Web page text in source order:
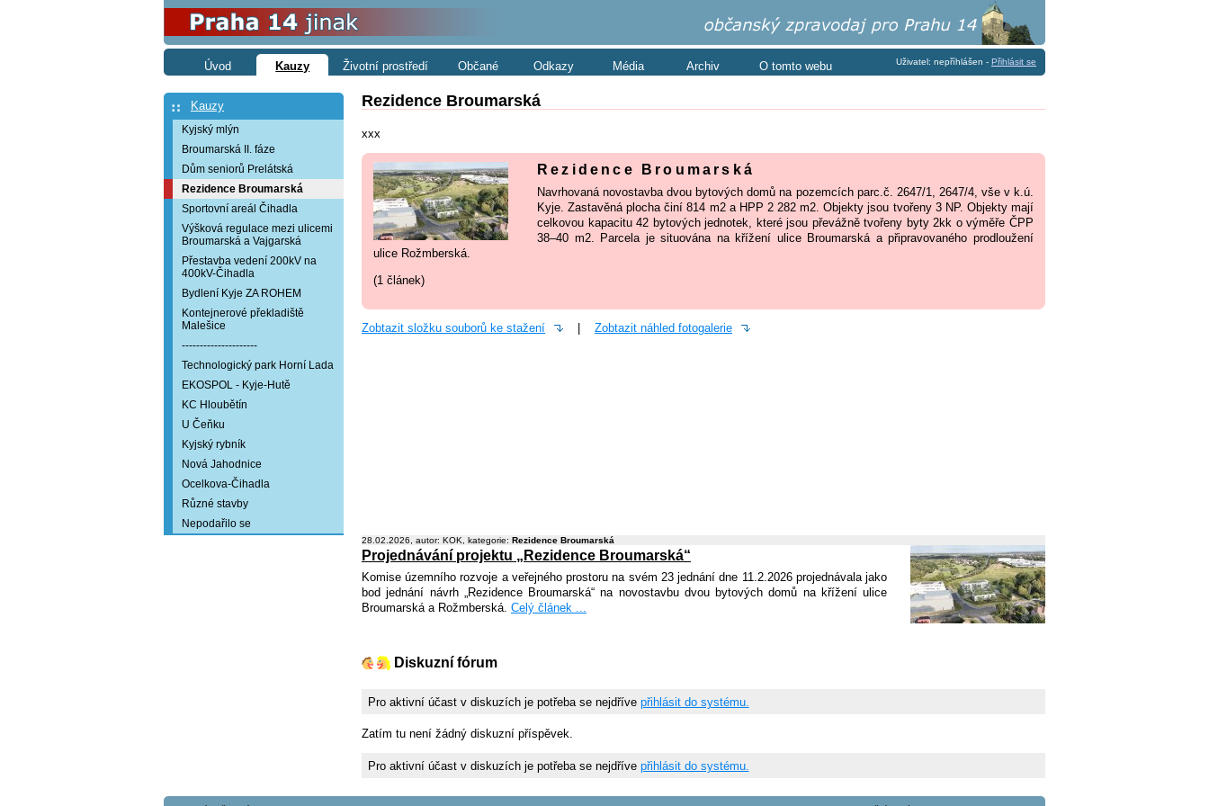
Úvod Kauzy Životní prostředí Občané Odkazy Média Archiv O tomto webu
Kauzy
Kyjský mlýn
Broumarská II. fáze
Dům seniorů Prelátská
Rezidence Broumarská
Sportovní areál Čihadla
Výšková regulace mezi ulicemi
Broumarská a Vajgarská
Přestavba vedení 200kV na
400kV-Čihadla
Bydlení Kyje ZA ROHEM
Kontejnerové překladiště
Malešice
---------------------
Technologický park Horní Lada
EKOSPOL - Kyje-Hutě
KC Hloubětín
U Čeňku
Kyjský rybník
Nová Jahodnice
Ocelkova-Čihadla
Různé stavby
Nepodařilo se
Rezidence Broumarská
xxx
Rezidence Broumarská
Navrhovaná novostavba dvou bytových domů na pozemcích parc.č. 2647/1, 2647/4, vše v k.ú.
Kyje. Zastavěná plocha činí 814 m2 a HPP 2 282 m2. Objekty jsou tvořeny 3 NP. Objekty mají
celkovou kapacitu 42 bytových jednotek, které jsou převážně tvořeny byty 2kk o výměře ČPP
38–40 m2. Parcela je situována na křížení ulice Broumarská a připravovaného prodloužení
ulice Rožmberská.
(1 článek)
Zobtazit složku souborů ke stažení | Zobtazit náhled fotogalerie
28.02.2026, autor: KOK, kategorie: Rezidence Broumarská
Projednávání projektu „Rezidence Broumarská“
Komise územního rozvoje a veřejného prostoru na svém 23 jednání dne 11.2.2026 projednávala jako
bod jednání návrh „Rezidence Broumarská“ na novostavbu dvou bytových domů na křížení ulice
Broumarská a Rožmberská. Celý článek ...
Diskuzní fórum
Pro aktivní účast v diskuzích je potřeba se nejdříve přihlásit do systému.
Zatím tu není žádný diskuzní příspěvek.
Pro aktivní účast v diskuzích je potřeba se nejdříve přihlásit do systému.
Uživatel: nepříhlášen - Přihlásit se